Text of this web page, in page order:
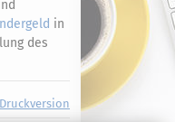
in
des
Druckversion